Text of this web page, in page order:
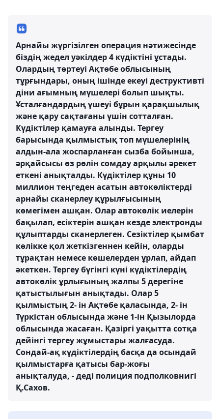
Арнайы жүргізілген операция нәтижесінде
біздің жедел уәкілдер 4 күдіктіні ұстады.
Олардың төртеуі Ақтөбе облысының
тұрғындары, оның ішінде екеуі деструктивті
діни ағымның мүшелері болып шықты.
Ұсталғандардың үшеуі бұрын қарақшылық
және қару сақтағаны үшін сотталған.
Күдіктілер қамауға алынды. Тергеу
барысында қылмыстық топ мүшелерінің
алдын-ала жоспарланған сызба бойынша,
әрқайсысы өз рөлін сомдау арқылы әрекет
еткені анықталды. Күдіктілер құны 10
миллион теңгеден асатын автокөліктерді
арнайы сканерлеу құрылғысының
көмегімен ашқан. Олар автокөлік иелерін
бақылап, есіктерін ашқан кезде электронды
құлыптарды сканерлеген. Сезіктілер қымбат
көлікке қол жеткізгеннен кейін, оларды
тұрақтан немесе көшелерден ұрлап, айдап
әкеткен. Тергеу бүгінгі күні күдіктілердің
автокөлік ұрлығының жалпы 5 дерегіне
қатыстылығын анықтады. Олар 5
қылмыстың 2- ін Ақтөбе қаласында, 2- ін
Түркістан облысында және 1-ін Қызылорда
облысында жасаған. Қазіргі уақытта сотқа
дейінгі тергеу жұмыстары жалғасуда.
Сондай-ақ күдіктілердің басқа да осындай
қылмыстарға қатысы бар-жоғы
анықталуда, - деді полиция подполковнигі
Қ.Сахов.